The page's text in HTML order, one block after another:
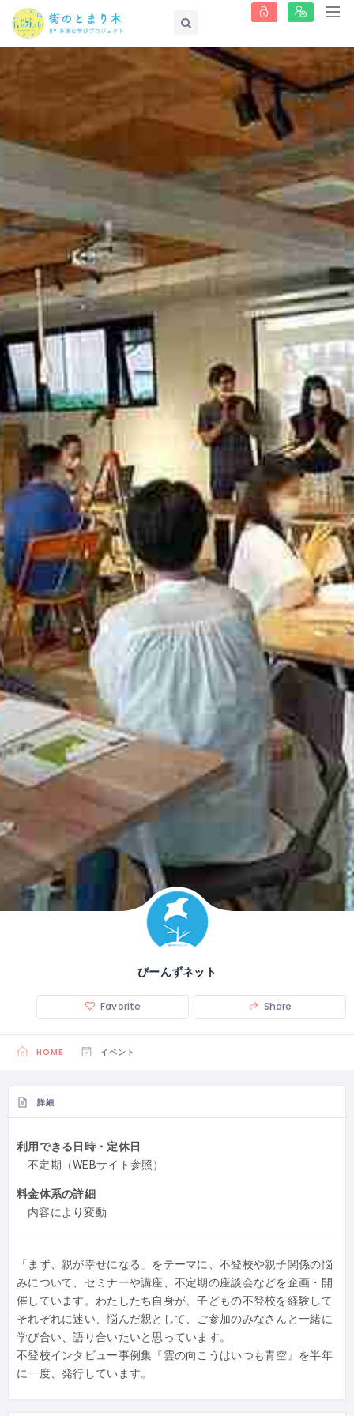
びーんずネット
Favorite Share
HOME イベント
詳細
利用できる日時・定休日
不定期（WEBサイト参照）
料金体系の詳細
内容により変動
「まず、親が幸せになる」をテーマに、不登校や親子関係の悩
みについて、セミナーや講座、不定期の座談会などを企画・開
催しています。わたしたち自身が、子どもの不登校を経験して
それぞれに迷い、悩んだ親として、ご参加のみなさんと一緒に
学び合い、語り合いたいと思っています。
不登校インタビュー事例集『雲の向こうはいつも青空』を半年
に一度、発行しています。